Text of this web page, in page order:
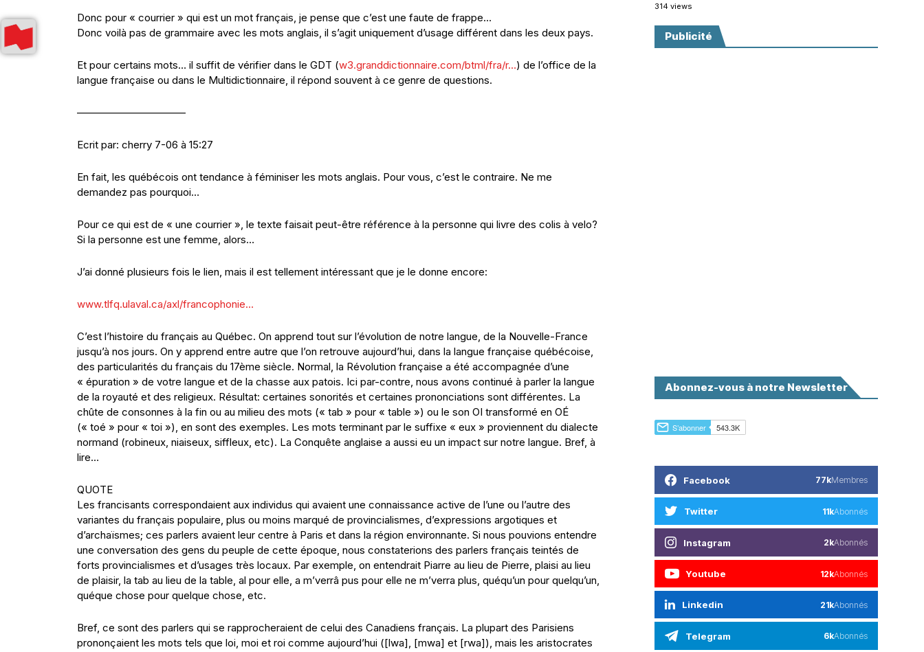
Donc pour « courrier » qui est un mot français, je pense que c’est une faute de frappe…
Donc voilà pas de grammaire avec les mots anglais, il s’agit uniquement d’usage différent dans les deux pays.
Et pour certains mots… il suffit de vérifier dans le GDT (w3.granddictionnaire.com/btml/fra/r…) de l’office de la
langue française ou dans le Multidictionnaire, il répond souvent à ce genre de questions.
——————————–
Ecrit par: cherry 7-06 à 15:27
En fait, les québécois ont tendance à féminiser les mots anglais. Pour vous, c’est le contraire. Ne me
demandez pas pourquoi…
Pour ce qui est de « une courrier », le texte faisait peut-être référence à la personne qui livre des colis à velo?
Si la personne est une femme, alors…
J’ai donné plusieurs fois le lien, mais il est tellement intéressant que je le donne encore:
www.tlfq.ulaval.ca/axl/francophonie…
C’est l’histoire du français au Québec. On apprend tout sur l’évolution de notre langue, de la Nouvelle-France
jusqu’à nos jours. On y apprend entre autre que l’on retrouve aujourd’hui, dans la langue française québécoise,
des particularités du français du 17ème siècle. Normal, la Révolution française a été accompagnée d’une
« épuration » de votre langue et de la chasse aux patois. Ici par-contre, nous avons continué à parler la langue
de la royauté et des religieux. Résultat: certaines sonorités et certaines prononciations sont différentes. La
chûte de consonnes à la fin ou au milieu des mots (« tab » pour « table ») ou le son OI transformé en OÉ
(« toé » pour « toi »), en sont des exemples. Les mots terminant par le suffixe « eux » proviennent du dialecte
normand (robineux, niaiseux, siffleux, etc). La Conquête anglaise a aussi eu un impact sur notre langue. Bref, à
lire…
QUOTE
Les francisants correspondaient aux individus qui avaient une connaissance active de l’une ou l’autre des
variantes du français populaire, plus ou moins marqué de provincialismes, d’expressions argotiques et
d’archaïsmes; ces parlers avaient leur centre à Paris et dans la région environnante. Si nous pouvions entendre
une conversation des gens du peuple de cette époque, nous constaterions des parlers français teintés de
forts provincialismes et d’usages très locaux. Par exemple, on entendrait Piarre au lieu de Pierre, plaisi au lieu
de plaisir, la tab au lieu de la table, al pour elle, a m’verrâ pus pour elle ne m’verra plus, quéqu’un pour quelqu’un,
quéque chose pour quelque chose, etc.
Bref, ce sont des parlers qui se rapprocheraient de celui des Canadiens français. La plupart des Parisiens
prononçaient les mots tels que loi, moi et roi comme aujourd’hui ([lwa], [mwa] et [rwa]), mais les aristocrates
314 views
Publicité
Abonnez-vous à notre Newsletter
Facebook 77kMembres
Twitter 11kAbonnés
Instagram 2kAbonnés
Youtube 12kAbonnés
Linkedin 21kAbonnés
Telegram 6kAbonnés